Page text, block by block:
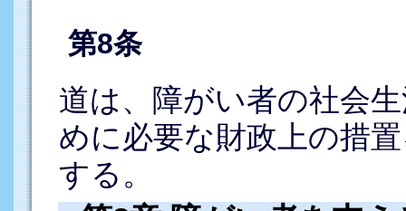
第8条
道は、障がい者の社会
めに必要な財政上の措
する。